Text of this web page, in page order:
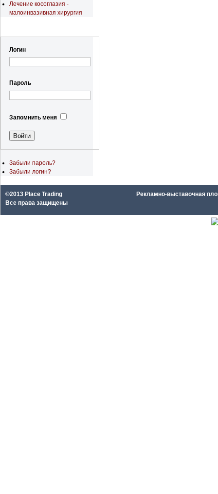
Лечение косоглазия -
малоинвазивная хирургия
Логин
Пароль
Запомнить меня
Забыли пароль?
Забыли логин?
©2013 Place Trading
Все права защищены
Рекламно-выставочная